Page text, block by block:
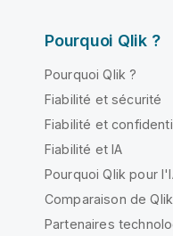
Pourquoi Qlik ?
Pourquoi Qlik ?
Fiabilité et sécurité
Fiabilité et
Fiabilité et IA
Pourquoi Qlik pour
Comparaison de
Partenaires